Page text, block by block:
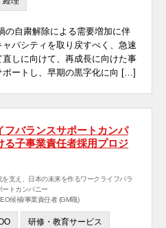
の自粛解除による需要増加に伴
パシティを取り戻すべく、急速
しに向けて、再成長に向けた事
ポートし、早期の黒字化に向 […]
フバランスサポートカンパ
る子事業責任者採用プロジ
を支え、日本の未来を作るワークライフバラ
ートカンパニー
候補/事業責任者 (GM職)
研修・教育サービス